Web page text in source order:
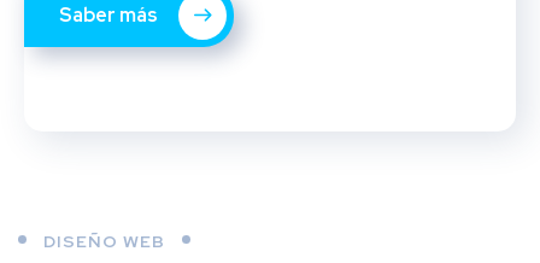
Saber más
DISEÑO WEB